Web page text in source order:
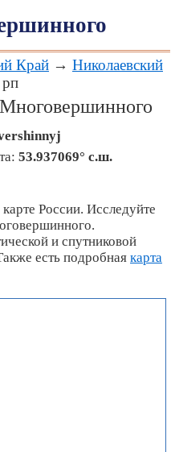
Край → Николаевский
53.937069° с.ш.
России. Исследуйте
и спутниковой
есть подробная карта